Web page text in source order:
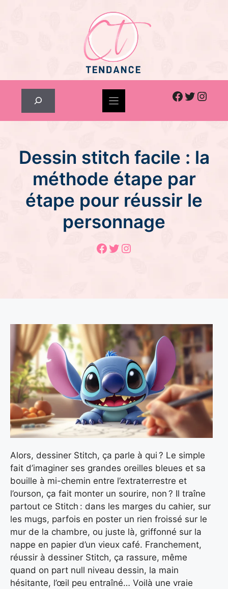
Facebook
Twitter
Dessin stitch facile : la
méthode étape par
étape pour réussir le
personnage
Facebook
Twitter
Instagram
Alors, dessiner Stitch, ça parle à qui ? Le simple
fait d’imaginer ses grandes oreilles bleues et sa
bouille à mi-chemin entre l’extraterrestre et
l’ourson, ça fait monter un sourire, non ? Il traîne
partout ce Stitch : dans les marges du cahier, sur
les mugs, parfois en poster un rien froissé sur le
mur de la chambre, ou juste là, griffonné sur la
nappe en papier d’un vieux café. Franchement,
réussir à dessiner Stitch, ça rassure, même
quand on part null niveau dessin, la main
hésitante, l’œil peu entraîné… Voilà une vraie